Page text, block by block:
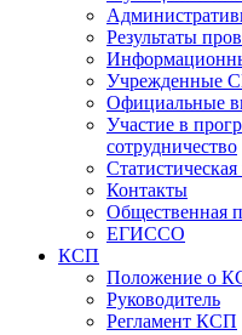
Результаты
Учрежденные
Официальные
Участие в
сотрудничество
Контакты
Общественная
ЕГИССО
КСП
Положение о
Руководитель
Регламент КСП